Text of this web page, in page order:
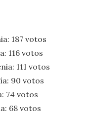
187 votos
116 votos
111 votos
90 votos
74 votos
68 votos